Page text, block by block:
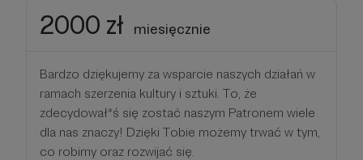
2000 zł miesięcznie
Bardzo dziękujemy za wsparcie naszych działań w
ramach szerzenia kultury i sztuki. To, że
zdecydował*ś się zostać naszym Patronem wiele
dla nas znaczy! Dzięki Tobie możemy trwać w tym,
co robimy oraz rozwijać się.